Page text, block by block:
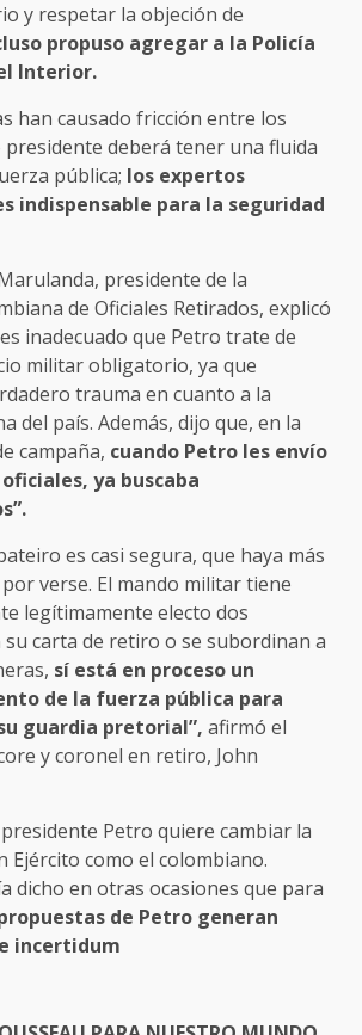
y respetar la objeción de
propuso agregar a la Policía
Interior.
han causado fricción entre los
presidente deberá tener una fluida
pública; los expertos
indispensable para la seguridad
presidente de la
de Oficiales Retirados, explicó
inadecuado que Petro trate de
militar obligatorio, ya que
trauma en cuanto a la
del país. Además, dijo que, en la
campaña, cuando Petro les envío
ya buscaba
es casi segura, que haya más
verse. El mando militar tiene
legítimamente electo dos
su carta de retiro o se subordinan a
sí está en proceso un
de la fuerza pública para
guardia pretorial”, afirmó el
y coronel en retiro, John
Petro quiere cambiar la
Ejército como el colombiano.
dicho en otras ocasiones que para
de Petro generan
incertidum